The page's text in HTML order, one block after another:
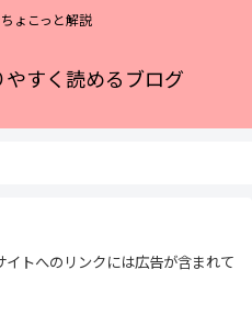
ょこっと解説
すく読めるブログ
トへのリンクには広告が含まれて